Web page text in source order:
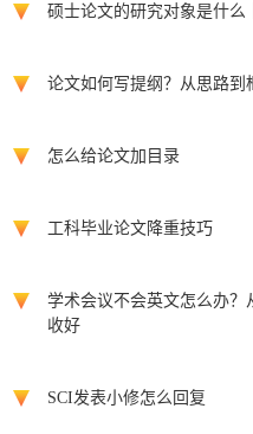
硕士论文的研究对象是什么
论文如何写提纲？从思路到
怎么给论文加目录
工科毕业论文降重技巧
学术会议不会英文怎么办
收好
SCI发表小修怎么回复